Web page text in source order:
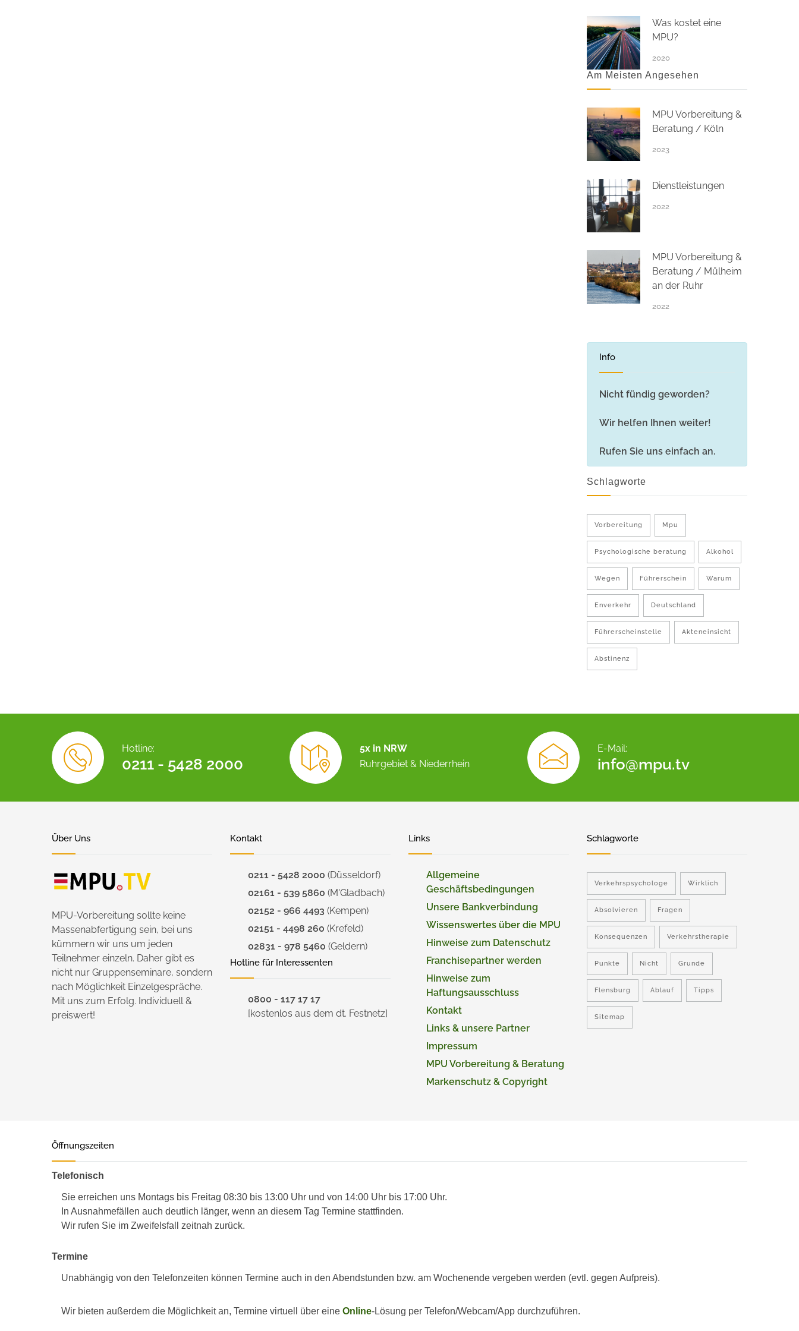
Was kostet eine
MPU?
2020
Am Meisten Angesehen
MPU Vorbereitung &
Beratung / Köln
2023
Dienstleistungen
2022
MPU Vorbereitung &
Beratung / Mülheim
an der Ruhr
2022
Info
Nicht fündig geworden?
Wir helfen Ihnen weiter!
Rufen Sie uns einfach an.
Schlagworte
Vorbereitung Mpu
Psychologische beratung Alkohol
Wegen Führerschein Warum
Enverkehr Deutschland
Führerscheinstelle Akteneinsicht
Abstinenz
Hotline:
0211 - 5428 2000
5x in NRW
Ruhrgebiet & Niederrhein
E-Mail:
info@mpu.tv
Über Uns
MPU-Vorbereitung sollte keine
Massenabfertigung sein, bei uns
kümmern wir uns um jeden
Teilnehmer einzeln. Daher gibt es
nicht nur Gruppenseminare, sondern
nach Möglichkeit Einzelgespräche.
Mit uns zum Erfolg. Individuell &
preiswert!
Kontakt
0211 - 5428 2000 (Düsseldorf)
02161 - 539 5860 (M'Gladbach)
02152 - 966 4493 (Kempen)
02151 - 4498 260 (Krefeld)
02831 - 978 5460 (Geldern)
Hotline für Interessenten
0800 - 117 17 17
[kostenlos aus dem dt. Festnetz]
Links
Allgemeine
Geschäftsbedingungen
Unsere Bankverbindung
Wissenswertes über die MPU
Hinweise zum Datenschutz
Franchisepartner werden
Hinweise zum
Haftungsausschluss
Kontakt
Links & unsere Partner
Impressum
MPU Vorbereitung & Beratung
Markenschutz & Copyright
Schlagworte
Verkehrspsychologe Wirklich
Absolvieren Fragen
Konsequenzen Verkehrstherapie
Punkte Nicht Grunde
Flensburg Ablauf Tipps
Sitemap
Öffnungszeiten
Telefonisch
Sie erreichen uns Montags bis Freitag 08:30 bis 13:00 Uhr und von 14:00 Uhr bis 17:00 Uhr.
In Ausnahmefällen auch deutlich länger, wenn an diesem Tag Termine stattfinden.
Wir rufen Sie im Zweifelsfall zeitnah zurück.
Termine
Unabhängig von den Telefonzeiten können Termine auch in den Abendstunden bzw. am Wochenende vergeben werden (evtl. gegen Aufpreis).
Wir bieten außerdem die Möglichkeit an, Termine virtuell über eine Online-Lösung per Telefon/Webcam/App durchzuführen.